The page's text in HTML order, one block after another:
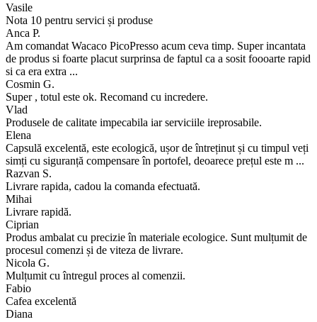
Vasile
Nota 10 pentru servici și produse
Anca P.
Am comandat Wacaco PicoPresso acum ceva timp. Super incantata
de produs si foarte placut surprinsa de faptul ca a sosit foooarte rapid
si ca era extra ...
Cosmin G.
Super , totul este ok. Recomand cu incredere.
Vlad
Produsele de calitate impecabila iar serviciile ireprosabile.
Elena
Capsulă excelentă, este ecologică, ușor de întreținut și cu timpul veți
simți cu siguranță compensare în portofel, deoarece prețul este m ...
Razvan S.
Livrare rapida, cadou la comanda efectuată.
Mihai
Livrare rapidă.
Ciprian
Produs ambalat cu precizie în materiale ecologice. Sunt mulțumit de
procesul comenzi și de viteza de livrare.
Nicola G.
Mulțumit cu întregul proces al comenzii.
Fabio
Cafea excelentă
Diana